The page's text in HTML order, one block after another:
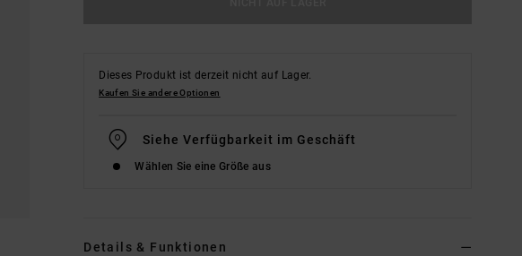
Dieses Produkt ist derzeit nicht auf Lager.
Kaufen Sie andere Optionen
Siehe Verfügbarkeit im Geschäft
Wählen Sie eine Größe aus
Details & Funktionen